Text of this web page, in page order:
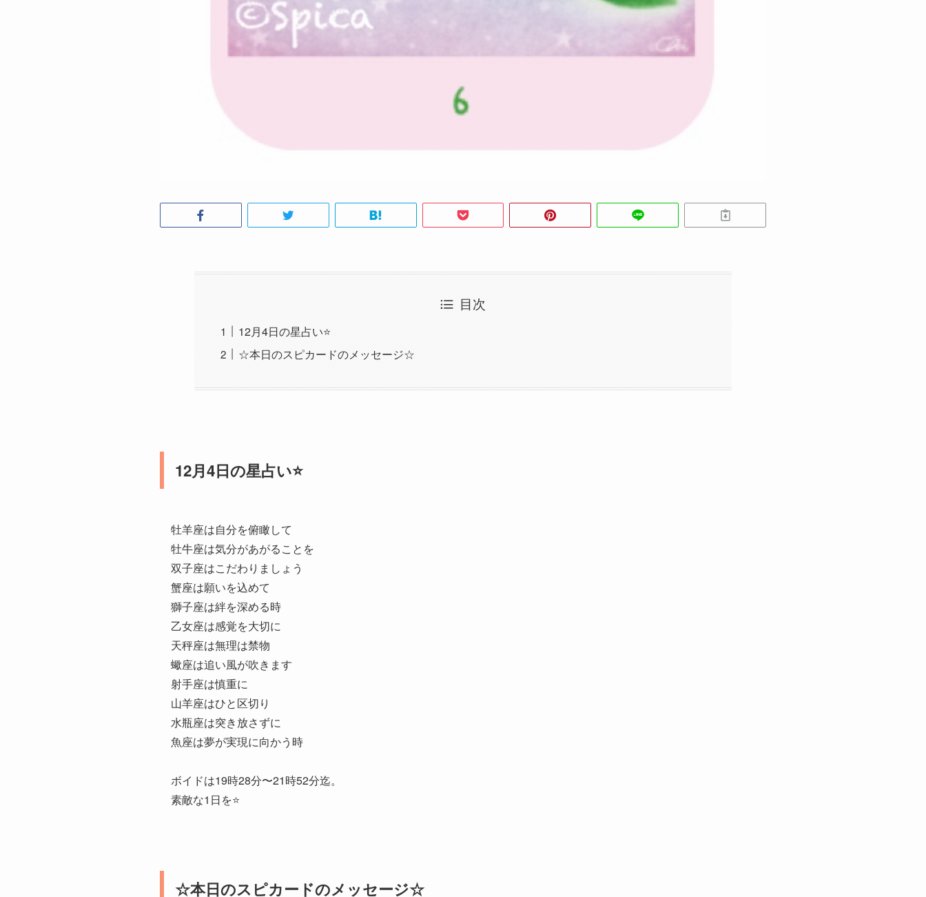
目次
12月4日の星占い⭐️
☆本日のスピカードのメッセージ☆
12月4日の星占い⭐️
牡羊座は自分を俯瞰して
牡牛座は気分があがることを
双子座はこだわりましょう
蟹座は願いを込めて
獅子座は絆を深める時
乙女座は感覚を大切に
天秤座は無理は禁物
蠍座は追い風が吹きます
射手座は慎重に
山羊座はひと区切り
水瓶座は突き放さずに
魚座は夢が実現に向かう時
ボイドは19時28分〜21時52分迄。
素敵な1日を⭐️
☆本日のスピカードのメッセージ☆